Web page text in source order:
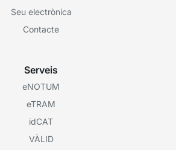
Seu electrònica
Contacte
Serveis
eNOTUM
eTRAM
idCAT
VÀLID